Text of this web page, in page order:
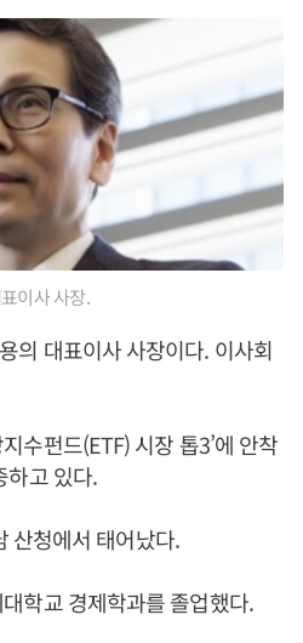
이사 사장.
의 대표이사 사장이다. 이사회
수펀드(ETF) 시장 톱3’에 안착
하고 있다.
산청에서 태어났다.
학교 경제학과를 졸업했다.